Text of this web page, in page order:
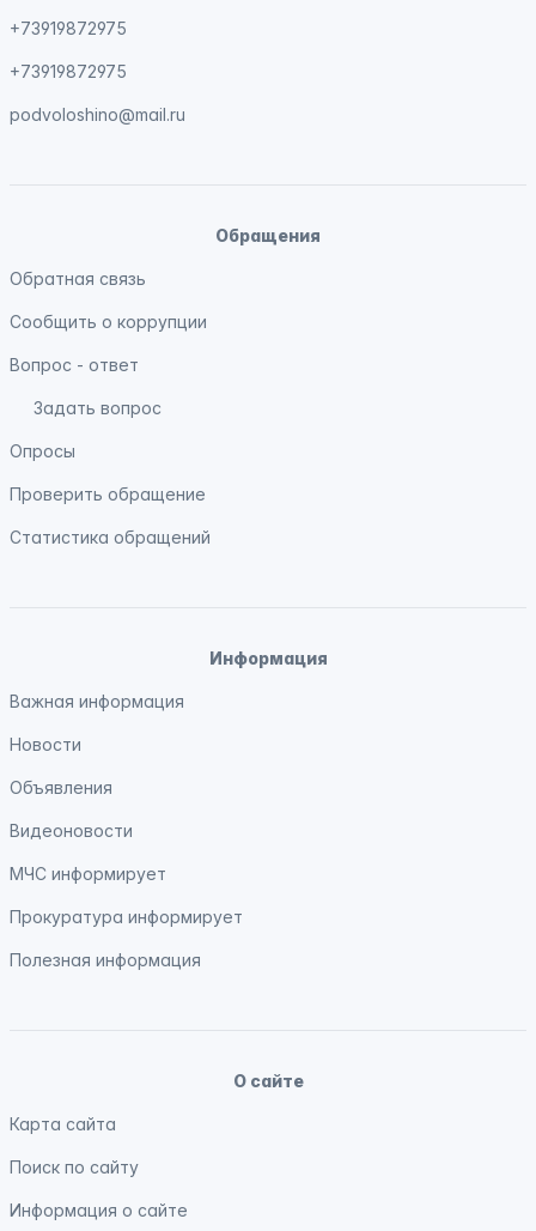
+73919872975
+73919872975
podvoloshino@mail.ru
Обращения
Обратная связь
Сообщить о коррупции
Вопрос - ответ
Задать вопрос
Опросы
Проверить обращение
Статистика обращений
Информация
Важная информация
Новости
Объявления
Видеоновости
МЧС информирует
Прокуратура информирует
Полезная информация
О сайте
Карта сайта
Поиск по сайту
Информация о сайте